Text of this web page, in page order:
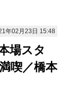
年02月23日 15:48
場スタ
喫／橋本